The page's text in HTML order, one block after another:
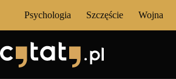
Psychologia Szczęście Wojna